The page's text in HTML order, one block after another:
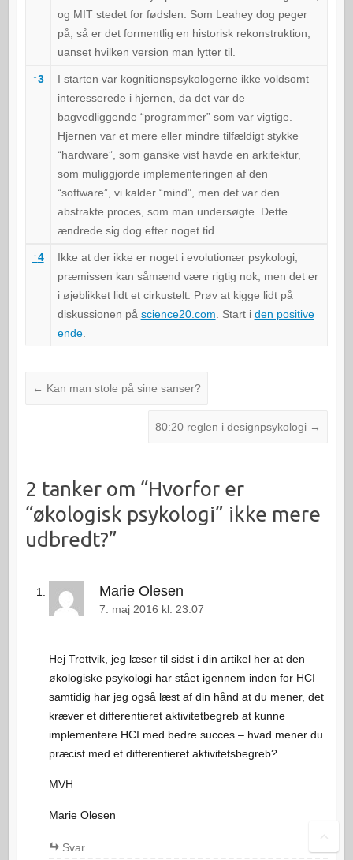
og MIT stedet for fødslen. Som Leahey dog peger
på, så er det formentlig en historisk rekonstruktion,
uanset hvilken version man lytter til.
↑3
I starten var kognitionspsykologerne ikke voldsomt
interesserede i hjernen, da det var de
bagvedliggende “programmer” som var vigtige.
Hjernen var et mere eller mindre tilfældigt stykke
“hardware”, som ganske vist havde en arkitektur,
som muliggjorde implementeringen af den
“software”, vi kalder “mind”, men det var den
abstrakte proces, som man undersøgte. Dette
ændrede sig dog efter noget tid
↑4
Ikke at der ikke er noget i evolutionær psykologi,
præmissen kan såmænd være rigtig nok, men det er
i øjeblikket lidt et cirkustelt. Prøv at kigge lidt på
diskussionen på science20.com . Start i den positive
ende.
← Kan man stole på sine sanser?
80:20 reglen i designpsykologi →
2 tanker om “Hvorfor er
“økologisk psykologi” ikke mere
udbredt?”
Marie Olesen
7. maj 2016 kl. 23:07
Hej Trettvik, jeg læser til sidst i din artikel her at den
økologiske psykologi har stået igennem inden for HCI –
samtidig har jeg også læst af din hånd at du mener, det
kræver et differentieret aktivitetbegreb at kunne
implementere HCI med bedre succes – hvad mener du
præcist med et differentieret aktivitetsbegreb?
MVH
Marie Olesen
Svar